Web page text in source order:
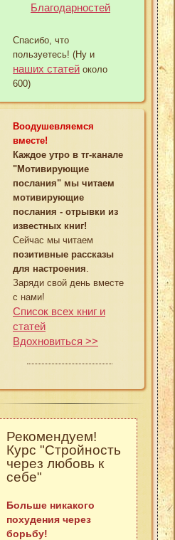
Благодарностей
Спасибо, что
пользуетесь! (Ну и
наших статей около
600)
Воодушевляемся
вместе!
Каждое утро в тг-канале
"Мотивирующие
послания" мы читаем
мотивирующие
послания - отрывки из
известных книг!
Сейчас мы читаем
позитивные рассказы
для настроения
Заряди свой день вместе
с нами!
Список всех книг и
статей
Вдохновиться >>
Рекомендуем!
Курс "Стройность
через любовь к
себе"
Больше никакого
похудения через
борьбу!